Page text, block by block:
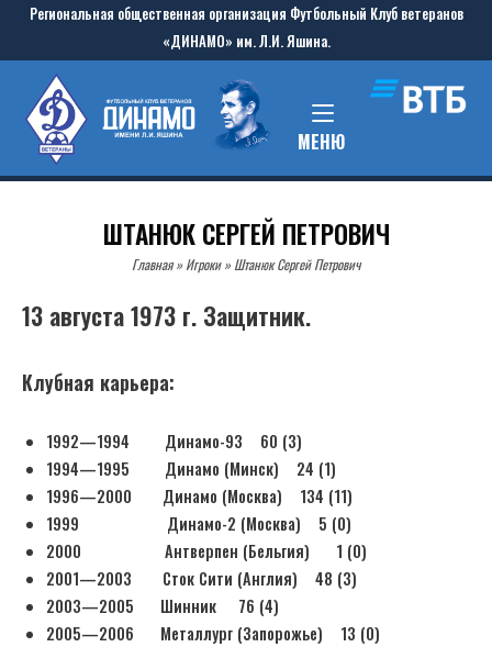
content
Региональная общественная организация Футбольный Клуб ветеранов
«ДИНАМО» им. Л.И. Яшина.
Home
МЕНЮMENU
ШТАНЮК СЕРГЕЙ ПЕТРОВИЧ
Главная» Игроки» Штанюк Сергей Петрович
13 августа 1973 г. Защитник.
Клубная карьера:
1992—1994 Динамо-93 60 (3)
1994—1995 Динамо (Минск) 24 (1)
1996—2000 Динамо (Москва) 134 (11)
1999 Динамо-2 (Москва) 5 (0)
2000 Антверпен (Бельгия) 1 (0)
2001—2003 Сток Сити (Англия) 48 (3)
2003—2005 Шинник 76 (4)
2005—2006 Металлург (Запорожье) 13 (0)